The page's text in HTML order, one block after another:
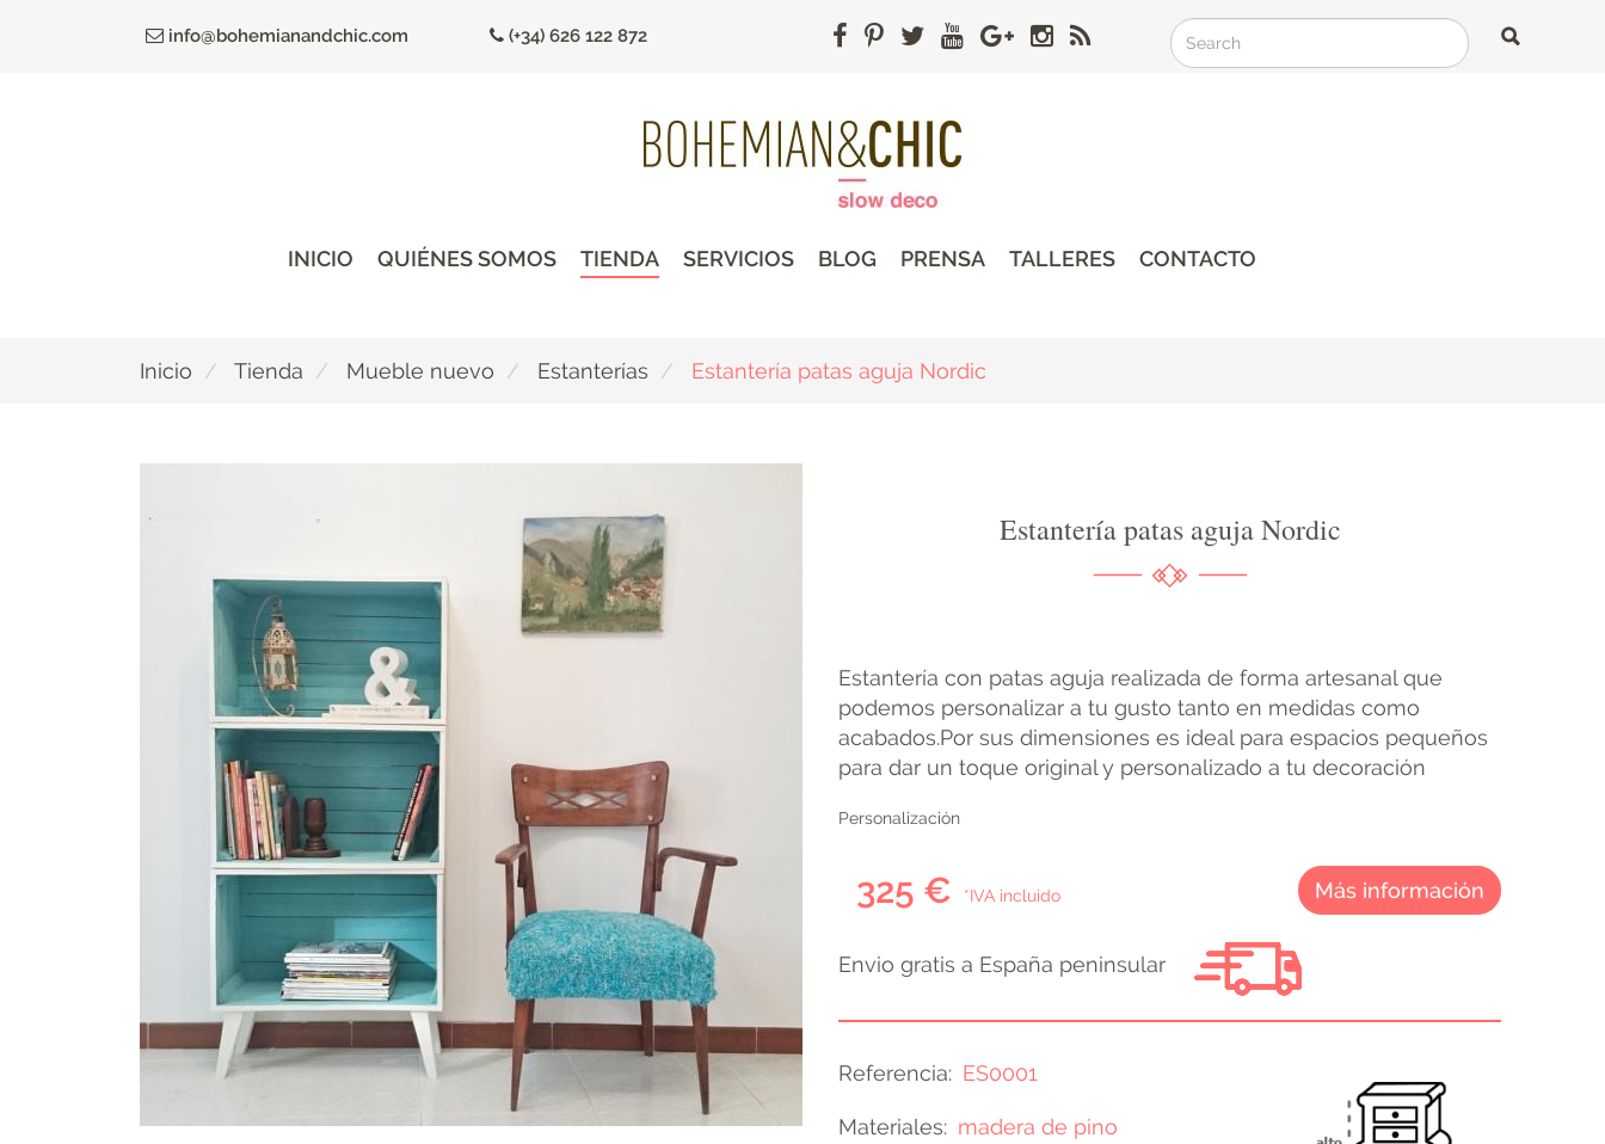
info@bohemianandchic.com (+34) 626 122 872
Search
Search
Search
INICIO QUIÉNES SOMOS TIENDA SERVICIOS BLOG PRENSA TALLERES CONTACTO
Inicio Tienda Mueble nuevo Estanterías Estantería patas aguja Nordic
Estantería patas aguja Nordic
Estantería con patas aguja realizada de forma artesanal que
podemos personalizar a tu gusto tanto en medidas como
acabados.Por sus dimensiones es ideal para espacios pequeños
para dar un toque original y personalizado a tu decoración
Personalización
325 € *IVA incluido Más información
Envio gratis a España peninsular
Referencia ES0001
Materiales madera de pino